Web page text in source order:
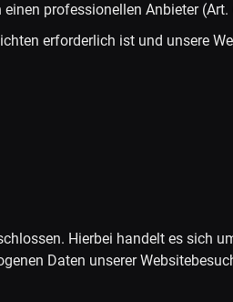
professionellen Anbieter (Art.
erforderlich ist und unsere
Hierbei handelt es sich
Daten unserer